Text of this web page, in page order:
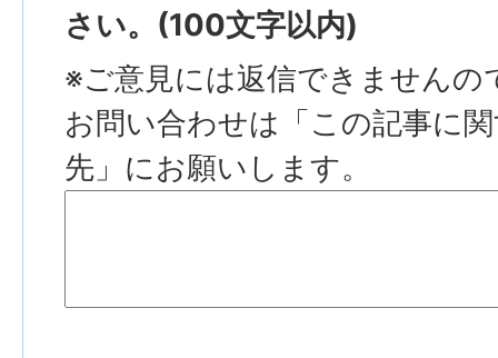
さい。(100文字以内)
※ご意見には返信できませんの
お問い合わせは「この記事に
先」にお願いします。